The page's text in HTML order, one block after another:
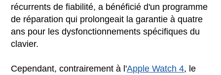
récurrents de fiabilité, a bénéficié d'un programme
de réparation qui prolongeait la garantie à quatre
ans pour les dysfonctionnements spécifiques du
clavier.
Cependant, contrairement à l'Apple Watch 4, le